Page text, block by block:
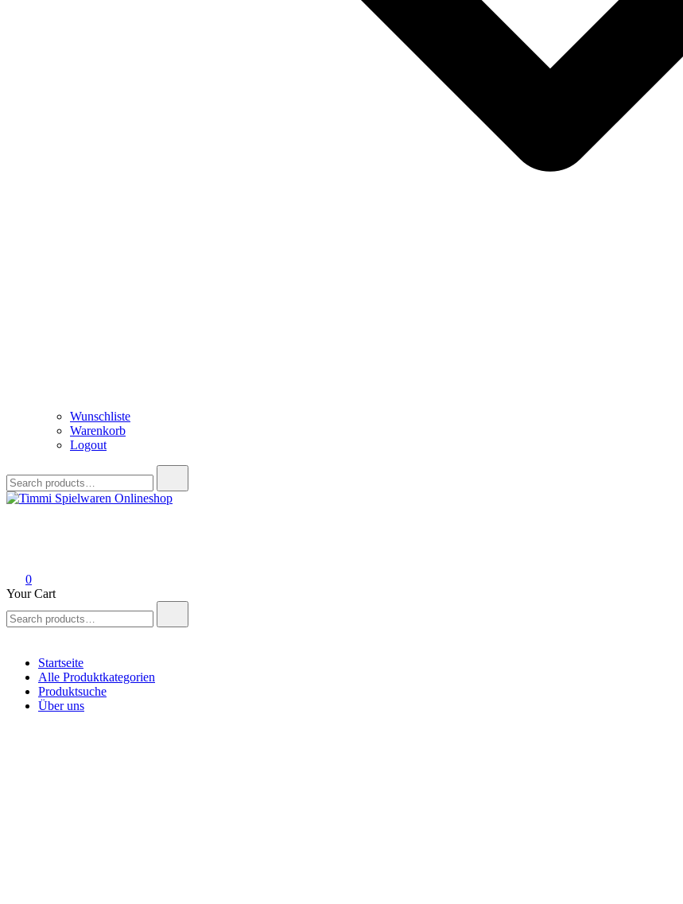
Wunschliste
Warenkorb
Logout
for:
0
Your Cart
for:
Startseite
Alle Produktkategorien
Produktsuche
Über uns